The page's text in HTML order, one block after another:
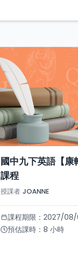
國中九下英語
課程
授課者 JOANNE
課程期限： 2027/
預估課時： 8 小時